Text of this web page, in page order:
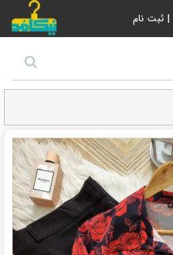
| ثبت نام